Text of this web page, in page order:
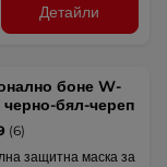
Детайли
боне W-
черно-бял-череп
(6)
защитна маска за